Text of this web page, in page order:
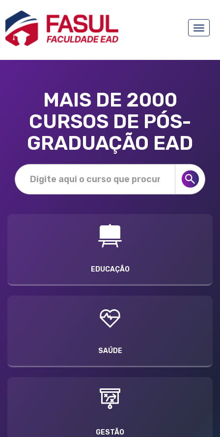
Toggle
MAIS DE 2000
CURSOS DE PÓS-
GRADUAÇÃO EAD
EDUCAÇÃO
SAÚDE
GESTÃO